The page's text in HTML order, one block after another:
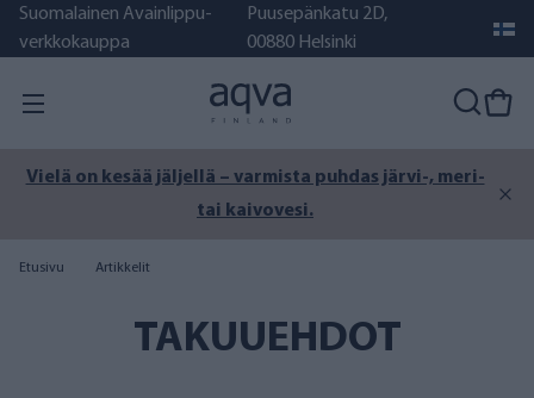
Suomalainen Avainlippu-
verkkokauppa
Puusepänkatu 2D,
00880 Helsinki
Vielä on kesää jäljellä – varmista puhdas järvi-, meri-
tai kaivovesi.
Etusivu Artikkelit
TAKUUEHDOT